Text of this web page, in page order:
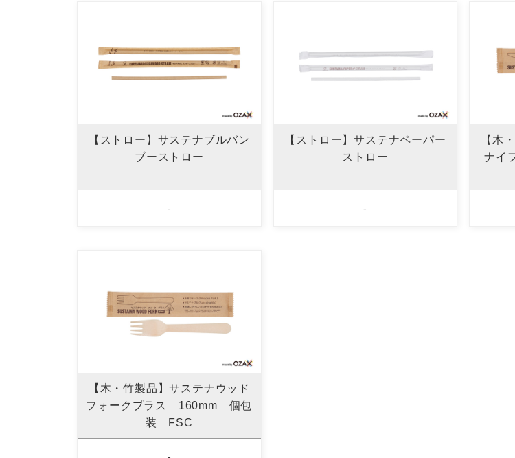
【ストロー】サステナブルバン
ブーストロー
-
【ストロー】サステナペーパー
ストロー
-
【木
ナイ
【木・竹製品】サステナウッド
フォークプラス 160mm 個包
装 FSC